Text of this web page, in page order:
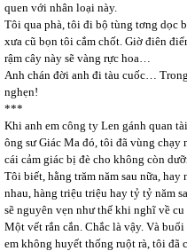
quen với nhân loại này.
Tôi qua phà, tôi đi bộ tùng tơng dọc
xưa cũ bọn tôi cắm chốt. Giờ điên
rậm cây này sẽ vàng rực hoa…
Anh chán đời anh đi tàu cuốc…
nghẹn!
***
Khi anh em công ty Len gánh quan
ông sư Giác Ma đó, tôi đã vùng
cái cảm giác bị đè cho không còn
Tôi biết, hằng trăm năm sau nữa,
nhau, hàng triệu triệu hay tỷ tỷ năm
sẽ nguyên vẹn như thế khi nghĩ về
Một vết rắn cắn. Chắc là vậy. Và
em không huyết thống ruột rà, tôi đã